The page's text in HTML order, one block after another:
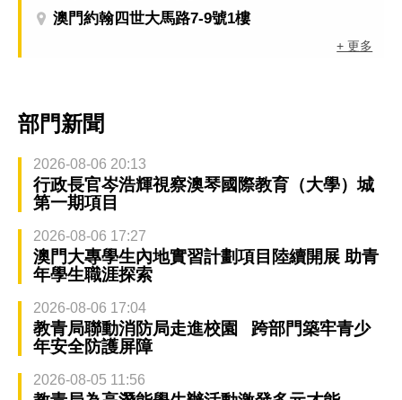
澳門約翰四世大馬路7-9號1樓
+ 更多
部門新聞
2026-08-06 20:13
行政長官岑浩輝視察澳琴國際教育（大學）城
第一期項目
2026-08-06 17:27
澳門大專學生內地實習計劃項目陸續開展 助青
年學生職涯探索
2026-08-06 17:04
教青局聯動消防局走進校園 跨部門築牢青少
年安全防護屏障
2026-08-05 11:56